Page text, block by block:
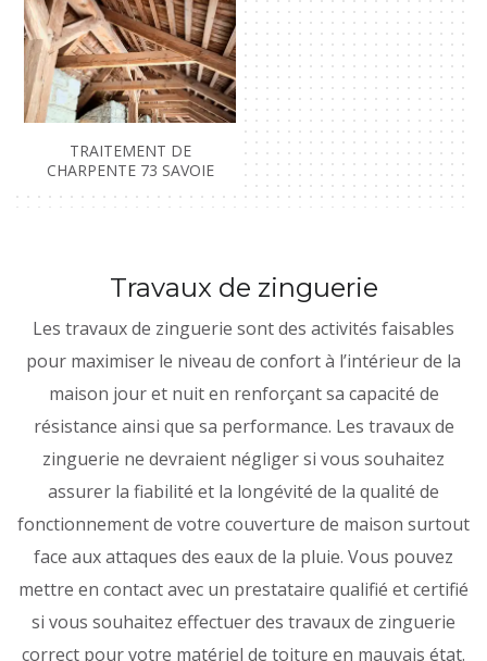
TRAITEMENT DE
CHARPENTE 73 SAVOIE
Travaux de zinguerie
Les travaux de zinguerie sont des activités faisables
pour maximiser le niveau de confort à l’intérieur de la
maison jour et nuit en renforçant sa capacité de
résistance ainsi que sa performance. Les travaux de
zinguerie ne devraient négliger si vous souhaitez
assurer la fiabilité et la longévité de la qualité de
fonctionnement de votre couverture de maison surtout
face aux attaques des eaux de la pluie. Vous pouvez
mettre en contact avec un prestataire qualifié et certifié
si vous souhaitez effectuer des travaux de zinguerie
correct pour votre matériel de toiture en mauvais état.